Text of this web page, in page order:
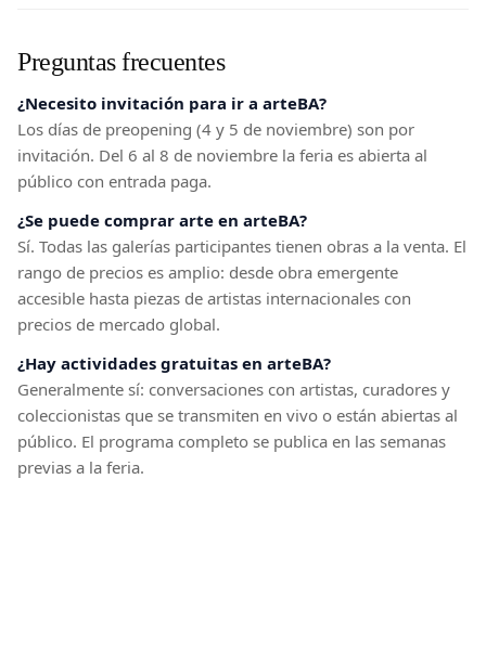
Preguntas frecuentes
¿Necesito invitación para ir a arteBA?
Los días de preopening (4 y 5 de noviembre) son por
invitación. Del 6 al 8 de noviembre la feria es abierta al
público con entrada paga.
¿Se puede comprar arte en arteBA?
Sí. Todas las galerías participantes tienen obras a la venta. El
rango de precios es amplio: desde obra emergente
accesible hasta piezas de artistas internacionales con
precios de mercado global.
¿Hay actividades gratuitas en arteBA?
Generalmente sí: conversaciones con artistas, curadores y
coleccionistas que se transmiten en vivo o están abiertas al
público. El programa completo se publica en las semanas
previas a la feria.